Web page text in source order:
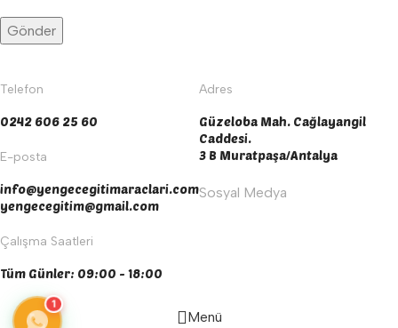
Telefon
0242 606 25 60
E-posta
info@yengecegitimaraclari.com
yengecegitim@gmail.com
Çalışma Saatleri
Tüm Günler: 09:00 - 18:00
Adres
Güzeloba Mah. Cağlayangil
Caddesi.
3 B Muratpaşa/Antalya
Sosyal Medya
Menü
1